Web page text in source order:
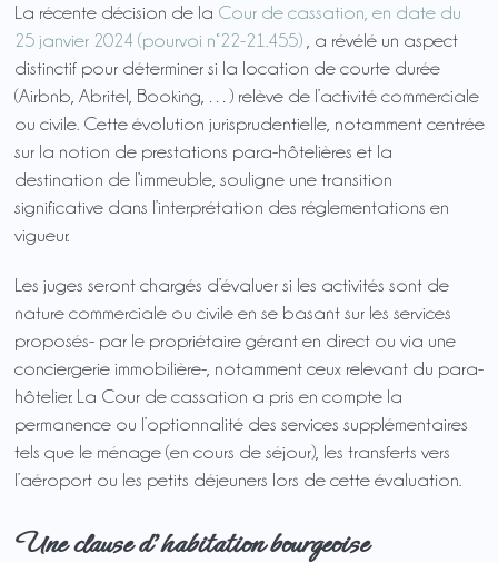
La récente décision de la Cour de cassation, en date du
25 janvier 2024 (pourvoi n°22-21.455), a révélé un aspect
distinctif pour déterminer si la location de courte durée
(Airbnb, Abritel, Booking, …) relève de l’activité commerciale
ou civile. Cette évolution jurisprudentielle, notamment centrée
sur la notion de prestations para-hôtelières et la
destination de l’immeuble, souligne une transition
significative dans l’interprétation des réglementations en
vigueur.
Les juges seront chargés d’évaluer si les activités sont de
nature commerciale ou civile en se basant sur les services
proposés- par le propriétaire gérant en direct ou via une
conciergerie immobilière-, notamment ceux relevant du para-
hôtelier. La Cour de cassation a pris en compte la
permanence ou l’optionnalité des services supplémentaires
tels que le ménage (en cours de séjour), les transferts vers
l’aéroport ou les petits déjeuners lors de cette évaluation.
Une clause d’habitation bourgeoise